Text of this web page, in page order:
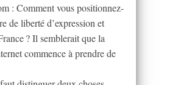
: Comment vous positionnez-
de liberté d’expression et
? Il semblerait que la
commence à prendre de